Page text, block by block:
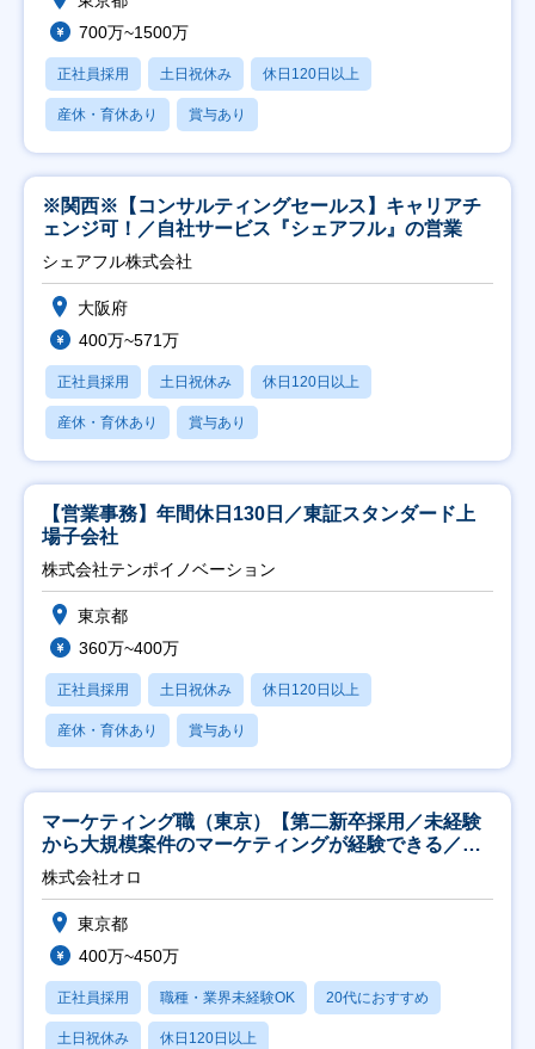
700万~1500万
正社員採用 土日祝休み 休日120日以上
産休・育休あり 賞与あり
※関西※【コンサルティングセールス】キャリアチ
ェンジ可！／自社サービス『シェアフル』の営業
シェアフル株式会社
大阪府
400万~571万
正社員採用 土日祝休み 休日120日以上
産休・育休あり 賞与あり
【営業事務】年間休日130日／東証スタンダード上
場子会社
株式会社テンポイノベーション
東京都
360万~400万
正社員採用 土日祝休み 休日120日以上
産休・育休あり 賞与あり
マーケティング職（東京）【第二新卒採用／未経験
から大規模案件のマーケティングが経験できる／研
修充実】
株式会社オロ
東京都
400万~450万
正社員採用 職種・業界未経験OK 20代におすすめ
土日祝休み 休日120日以上